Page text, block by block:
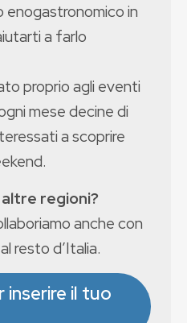
enogastronomico in
a farlo
proprio agli eventi
mese decine di
a scoprire
regioni?
anche con
resto d’Italia.
il tuo